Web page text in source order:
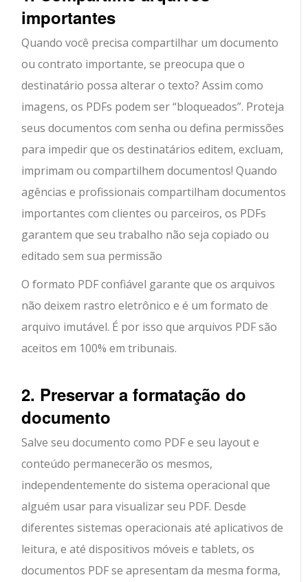
importantes
Quando você precisa compartilhar um documento
ou contrato importante, se preocupa que o
destinatário possa alterar o texto? Assim como
imagens, os PDFs podem ser “bloqueados”. Proteja
seus documentos com senha ou defina permissões
para impedir que os destinatários editem, excluam,
imprimam ou compartilhem documentos! Quando
agências e profissionais compartilham documentos
importantes com clientes ou parceiros, os PDFs
garantem que seu trabalho não seja copiado ou
editado sem sua permissão
O formato PDF confiável garante que os arquivos
não deixem rastro eletrônico e é um formato de
arquivo imutável. É por isso que arquivos PDF são
aceitos em 100% em tribunais.
2. Preservar a formatação do
documento
Salve seu documento como PDF e seu layout e
conteúdo permanecerão os mesmos,
independentemente do sistema operacional que
alguém usar para visualizar seu PDF. Desde
diferentes sistemas operacionais até aplicativos de
leitura, e até dispositivos móveis e tablets, os
documentos PDF se apresentam da mesma forma,